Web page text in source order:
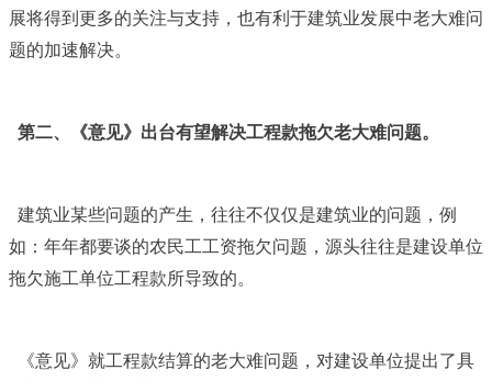
展将得到更多的关注与支持，也有利于建筑业发展中老大难问
题的加速解决。
第二、《意见》出台有望解决工程款拖欠老大难问题。
建筑业某些问题的产生，往往不仅仅是建筑业的问题，例
如：年年都要谈的农民工工资拖欠问题，源头往往是建设单位
拖欠施工单位工程款所导致的。
《意见》就工程款结算的老大难问题，对建设单位提出了具